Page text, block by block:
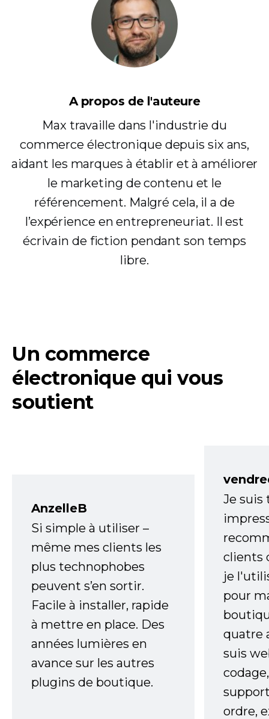
A propos de l'auteure
Max travaille dans l'industrie du
commerce électronique depuis six ans,
aidant les marques à établir et à améliorer
le marketing de contenu et le
référencement. Malgré cela, il a de
l’expérience en entrepreneuriat. Il est
écrivain de fiction pendant son temps
libre.
Un commerce
électronique qui vous
soutient
AnzelleB
Si simple à utiliser –
même mes clients les
plus technophobes
peuvent s’en sortir.
Facile à installer, rapide
à mettre en place. Des
années lumières en
avance sur les autres
plugins de boutique.
Je
clients
je
pour
quatre
suis
ordre,